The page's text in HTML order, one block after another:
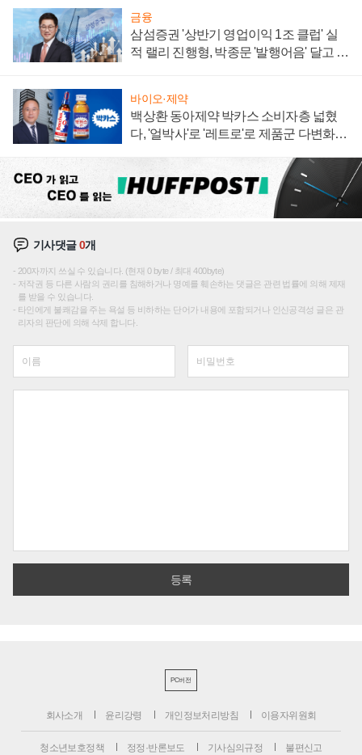
금융
삼섬증권 '상반기 영업이익 1조 클럽' 실
적 랠리 진행형, 박종문 '발행어음' 달고 연
바이오·제약
백상환 동아제약 박카스 소비자층 넓혔
다, '얼박사'로 '레트로'로 제품군 다변화
기사댓글0개
200자까지 쓰실 수 있습니다. (현재 0 byte / 최대 400byte)
저작권 등 다른 사람의 권리를 침해하거나 명예를 훼손하는 댓글은 관련 법률에 의해 제재
를 받을 수 있습니다.
타인에게 불쾌감을 주는 욕설 등 비하하는 단어가 내용에 포함되거나 인신공격성 글은 관
리자의 판단에 의해 삭제 합니다.
PC버전
회사소개 윤리강령 개인정보처리방침 이용자위원회
청소년보호정책 정정·반론보도 기사심의규정 불편신고